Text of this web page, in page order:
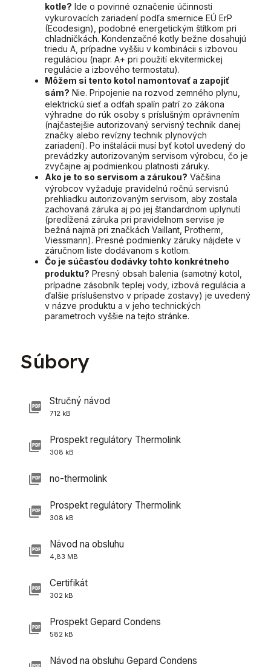
kotle? Ide o povinné označenie účinnosti
vykurovacích zariadení podľa smernice EÚ ErP
(Ecodesign), podobné energetickým štítkom pri
chladničkách. Kondenzačné kotly bežne dosahujú
triedu A, prípadne vyššiu v kombinácii s izbovou
reguláciou (napr. A+ pri použití ekvitermickej
regulácie a izbového termostatu).
Môžem si tento kotol namontovať a zapojiť
sám? Nie. Pripojenie na rozvod zemného plynu,
elektrickú sieť a odťah spalín patrí zo zákona
výhradne do rúk osoby s príslušným oprávnením
(najčastejšie autorizovaný servisný technik danej
značky alebo revízny technik plynových
zariadení). Po inštalácii musí byť kotol uvedený do
prevádzky autorizovaným servisom výrobcu, čo je
zvyčajne aj podmienkou platnosti záruky.
Ako je to so servisom a zárukou? Väčšina
výrobcov vyžaduje pravidelnú ročnú servisnú
prehliadku autorizovaným servisom, aby zostala
zachovaná záruka aj po jej štandardnom uplynutí
(predĺžená záruka pri pravidelnom servise je
bežná najmä pri značkách Vaillant, Protherm,
Viessmann). Presné podmienky záruky nájdete v
záručnom liste dodávanom s kotlom.
Čo je súčasťou dodávky tohto konkrétneho
produktu? Presný obsah balenia (samotný kotol,
prípadne zásobník teplej vody, izbová regulácia a
ďalšie príslušenstvo v prípade zostavy) je uvedený
v názve produktu a v jeho technických
parametroch vyššie na tejto stránke.
Súbory
Stručný návod
712 kB
Prospekt regulátory Thermolink
308 kB
no-thermolink
Prospekt regulátory Thermolink
308 kB
Návod na obsluhu
4,83 MB
Certifikát
302 kB
Prospekt Gepard Condens
582 kB
Návod na obsluhu Gepard Condens